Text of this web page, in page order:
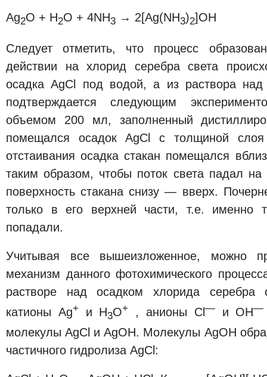
Ag2O + H2O + 4NH3 → 2[Ag(NH3)2]OH
Следует отметить, что процесс
действии на хлорид серебра света
осадка AgCl под водой, а из раствора
подтверждается следующим
объемом 200 мл, заполненный
помещался осадок AgCl с толщиной
отстаивания осадка стакан помещался
таким образом, чтобы поток света падал
поверхность стакана снизу — вверх.
только в его верхней части, т.е. именно
попадали.
Учитывая все вышеизложенное, можно
механизм данного фотохимического
растворе над осадком хлорида серебра
катионы Ag+ и Н3О+ , анионы Cl —и ОН—
молекулы AgCl и AgOH. Молекулы AgOH
частичного гидролиза AgCl: